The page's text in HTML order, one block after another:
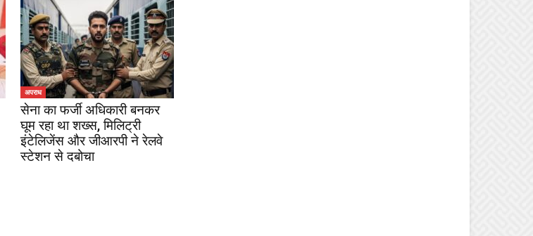
अपराध
सेना का फर्जी अधिकारी बनकर
घूम रहा था शख्स, मिलिट्री
इंटेलिजेंस और जीआरपी ने रेलवे
स्टेशन से दबोचा